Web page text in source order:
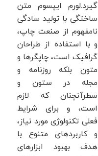
گیرد.لورم ایپسوم متن
ساختگی با تولید سادگی
نامفهوم از صنعت چاپ،
و با استفاده از طراحان
گرافیک است، چاپگرها و
متون بلکه روزنامه و
مجله در ستون و
سطرآنچنان که لازم
است، و برای شرایط
فعلی تکنولوژی مورد نیاز،
و کاربردهای متنوع با
هدف بهبود ابزارهای